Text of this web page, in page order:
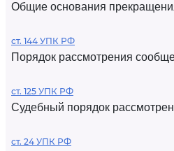
Общие основания
ст. 144 УПК РФ
Порядок рассмотрения
ст. 125 УПК РФ
Судебный порядок
ст. 24 УПК РФ